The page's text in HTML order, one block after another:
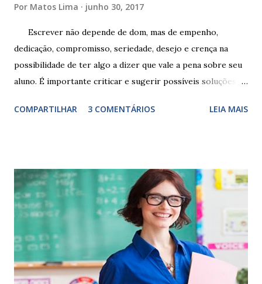
Por Matos Lima junho 30, 2017
Escrever não depende de dom, mas de empenho,
dedicação, compromisso, seriedade, desejo e crença na
possibilidade de ter algo a dizer que vale a pena sobre seu
aluno. É importante criticar e sugerir possíveis soluções.
exercitação. E encontrar a melhor maneira de expressar o
sempre as intervenções feitas para ações apresentadas,
isso ressalta trabalho. SUGESTÕES DE PALAVRAS E
EXPRESSÕES PARA USO EM RELATÓRIOS Você pensa Você
escreve O aluno não sabe O aluno não adquiriu os
conceitos, está em fase de aprendizado. Não tem limites
Apresenta dificuldades de auto-regulação, pois… É nervoso
Ainda não desenvolveu habilidades para convívio no
COMPARTILHAR 3 COMENTÁRIOS LEIA MAIS